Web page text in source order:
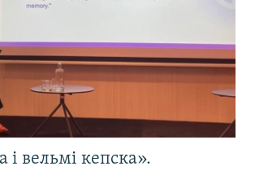
і вельмі кепска».